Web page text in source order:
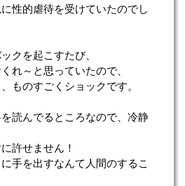
性的虐待を受けていたのでし
クを起こすたび、
れ～と思っていたので、
ものすごくショックです。
読んでるところなので、冷静
許せません！
手を出すなんて人間のするこ